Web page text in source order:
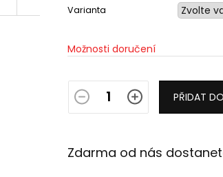
Varianta
Možnosti doručení
PŘIDAT
Zdarma od nás